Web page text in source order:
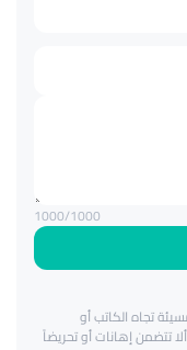
1000/1000
تجاه الكاتب أو
تتضمن إهانات أو تحريضاً